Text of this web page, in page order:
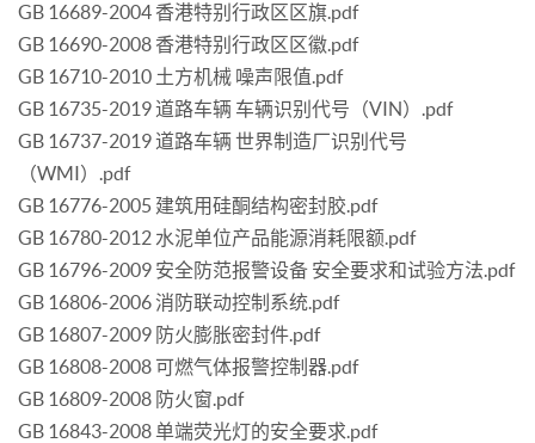
GB 16689-2004 香港特别行政区区旗.pdf
GB 16690-2008 香港特别行政区区徽.pdf
GB 16710-2010 土方机械 噪声限值.pdf
GB 16735-2019 道路车辆 车辆识别代号（VIN）.pdf
GB 16737-2019 道路车辆 世界制造厂识别代号
（WMI）.pdf
GB 16776-2005 建筑用硅酮结构密封胶.pdf
GB 16780-2012 水泥单位产品能源消耗限额.pdf
GB 16796-2009 安全防范报警设备 安全要求和试验方法.pdf
GB 16806-2006 消防联动控制系统.pdf
GB 16807-2009 防火膨胀密封件.pdf
GB 16808-2008 可燃气体报警控制器.pdf
GB 16809-2008 防火窗.pdf
GB 16843-2008 单端荧光灯的安全要求.pdf